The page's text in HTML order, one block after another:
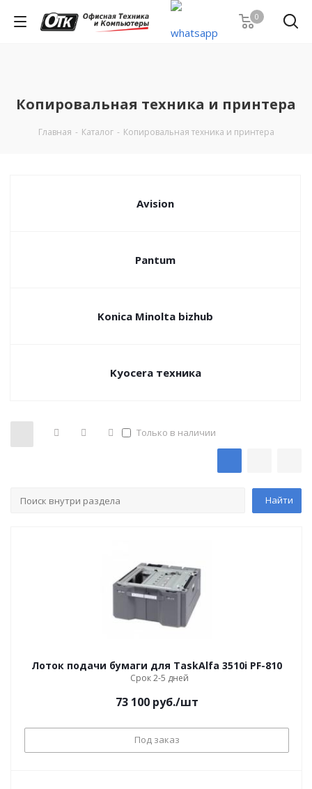
0
Копировальная техника и принтера
Главная - Каталог - Копировальная техника и принтера
Avision
Pantum
Konica Minolta bizhub
Kyocera техника
Только в наличии
Лоток подачи бумаги для TaskAlfa 3510i PF-810
Срок 2-5 дней
73 100руб./шт
Под заказ